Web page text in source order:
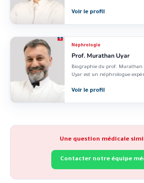
Voir le profil
Néphrologie
Prof. Murathan Uyar
Biographie du prof. Murathan
Uyar est un néphrologue
Voir le profil
Une question médicale
Contacter notre équipe